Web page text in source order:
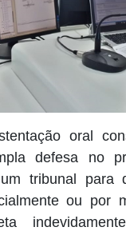
oral
defesa no
tribunal para
ou por